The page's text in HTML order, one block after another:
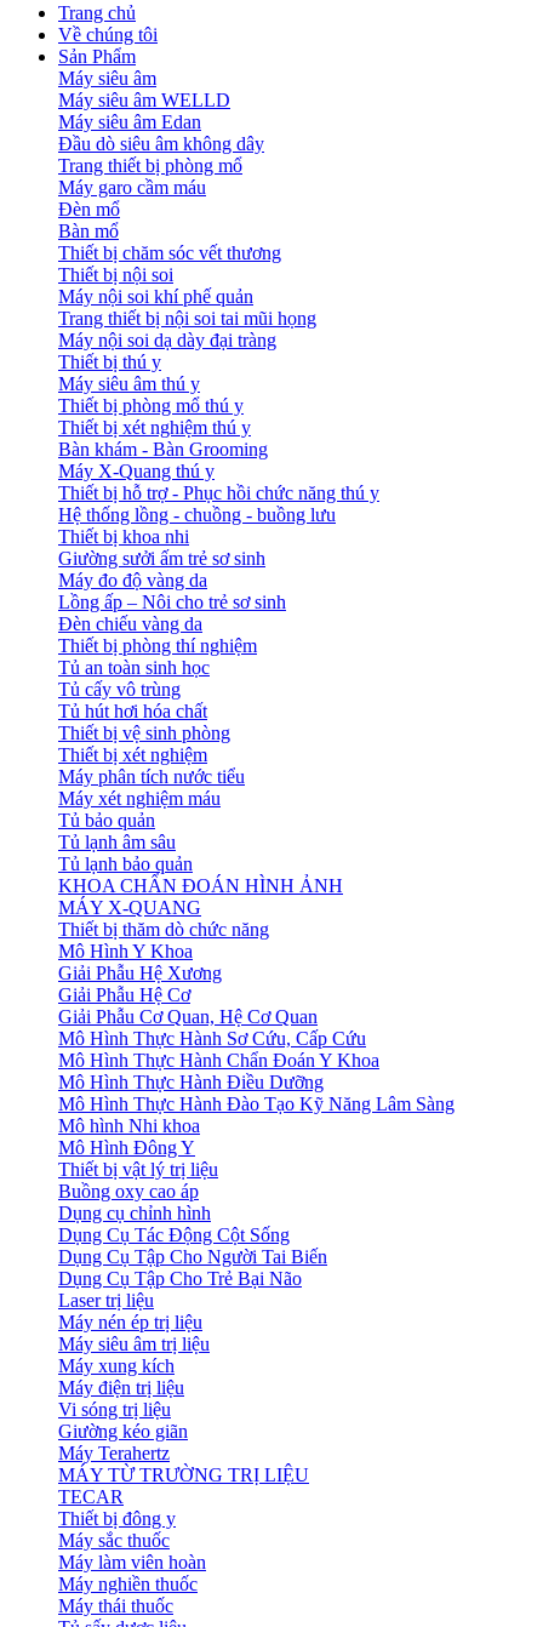
Trang chủ
Về chúng tôi
Sản Phẩm
Máy siêu âm
Máy siêu âm WELLD
Máy siêu âm Edan
Đầu dò siêu âm không dây
Trang thiết bị phòng mổ
Máy garo cầm máu
Đèn mổ
Bàn mổ
Thiết bị chăm sóc vết thương
Thiết bị nội soi
Máy nội soi khí phế quản
Trang thiết bị nội soi tai mũi họng
Máy nội soi dạ dày đại tràng
Thiết bị thú y
Máy siêu âm thú y
Thiết bị phòng mổ thú y
Thiết bị xét nghiệm thú y
Bàn khám - Bàn Grooming
Máy X-Quang thú y
Thiết bị hỗ trợ - Phục hồi chức năng thú y
Hệ thống lồng - chuồng - buồng lưu
Thiết bị khoa nhi
Giường sưởi ấm trẻ sơ sinh
Máy đo độ vàng da
Lồng ấp – Nôi cho trẻ sơ sinh
Đèn chiếu vàng da
Thiết bị phòng thí nghiệm
Tủ an toàn sinh học
Tủ cấy vô trùng
Tủ hút hơi hóa chất
Thiết bị vệ sinh phòng
Thiết bị xét nghiệm
Máy phân tích nước tiểu
Máy xét nghiệm máu
Tủ bảo quản
Tủ lạnh âm sâu
Tủ lạnh bảo quản
KHOA CHẨN ĐOÁN HÌNH ẢNH
MÁY X-QUANG
Thiết bị thăm dò chức năng
Mô Hình Y Khoa
Giải Phẫu Hệ Xương
Giải Phẫu Hệ Cơ
Giải Phẫu Cơ Quan, Hệ Cơ Quan
Mô Hình Thực Hành Sơ Cứu, Cấp Cứu
Mô Hình Thực Hành Chẩn Đoán Y Khoa
Mô Hình Thực Hành Điều Dưỡng
Mô Hình Thực Hành Đào Tạo Kỹ Năng Lâm Sàng
Mô hình Nhi khoa
Mô Hình Đông Y
Thiết bị vật lý trị liệu
Buồng oxy cao áp
Dụng cụ chỉnh hình
Dụng Cụ Tác Động Cột Sống
Dụng Cụ Tập Cho Người Tai Biến
Dụng Cụ Tập Cho Trẻ Bại Não
Laser trị liệu
Máy nén ép trị liệu
Máy siêu âm trị liệu
Máy xung kích
Máy điện trị liệu
Vi sóng trị liệu
Giường kéo giãn
Máy Terahertz
MÁY TỪ TRƯỜNG TRỊ LIỆU
TECAR
Thiết bị đông y
Máy sắc thuốc
Máy làm viên hoàn
Máy nghiền thuốc
Máy thái thuốc